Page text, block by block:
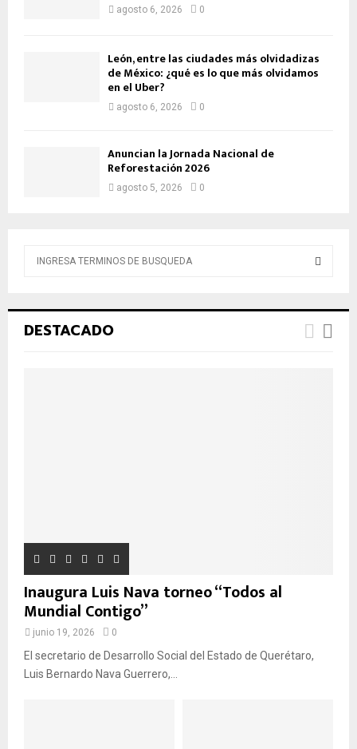
agosto 6, 2026 0
León, entre las ciudades más olvidadizas
de México: ¿qué es lo que más olvidamos
en el Uber?
agosto 6, 2026 0
Anuncian la Jornada Nacional de
Reforestación 2026
agosto 5, 2026 0
e
DESTACADO
Inaugura Luis Nava torneo “Todos al
Mundial Contigo”
junio 19, 2026 0
El secretario de Desarrollo Social del Estado de Querétaro,
Luis Bernardo Nava Guerrero,...